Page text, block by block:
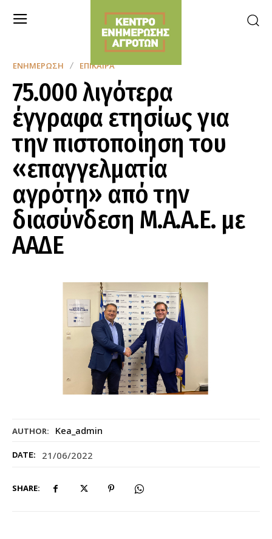
AUTHOR: Kea_admin
DATE: 21/06/2022
SHARE:
ΕΝΗΜΈΡΩΣΗ ΕΠΊΚΑΙΡΑ
75.000 λιγότερα
έγγραφα ετησίως για
την πιστοποίηση του
«επαγγελματία
αγρότη» από την
διασύνδεση Μ.Α.Α.Ε. με
ΑΑΔΕ